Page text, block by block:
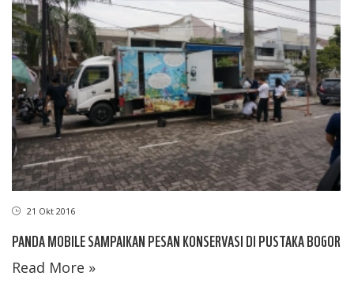
21 Okt 2016
PANDA MOBILE SAMPAIKAN PESAN KONSERVASI DI PUSTAKA BOGOR
Read More »